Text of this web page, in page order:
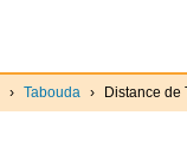
› Tabouda › Distance de